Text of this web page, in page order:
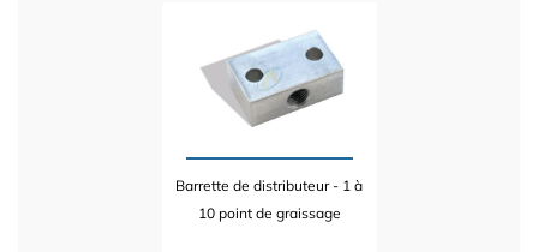
Barrette de distributeur - 1 à
10 point de graissage